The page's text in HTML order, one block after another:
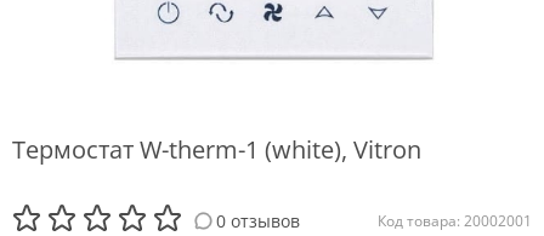
Термостат W-therm-1 (white), Vitron
0 отзывов Код товара: 20002001